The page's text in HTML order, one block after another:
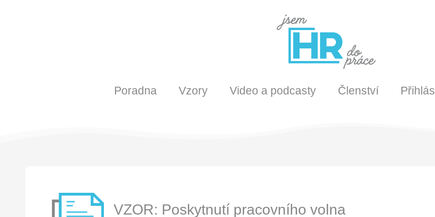
Poradna Vzory Video a podcasty Členství
VZOR: Poskytnutí pracovního volna